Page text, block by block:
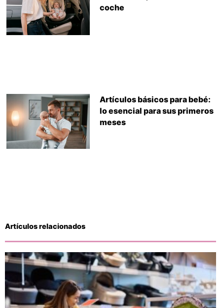
coche
Artículos básicos para bebé:
lo esencial para sus primeros
meses
Artículos relacionados